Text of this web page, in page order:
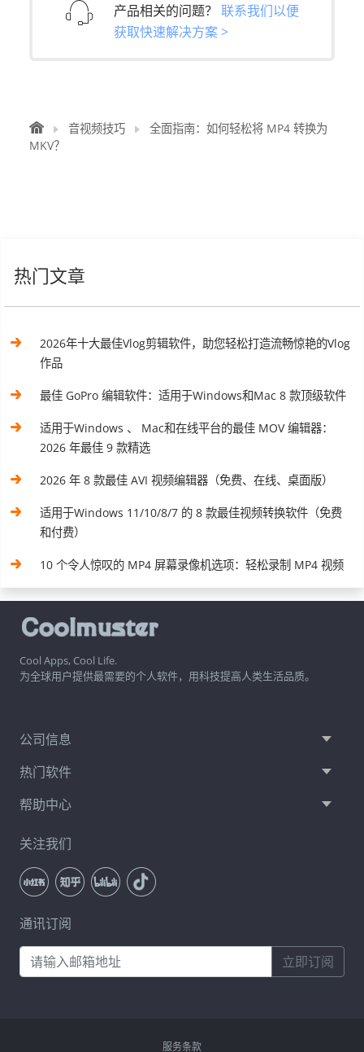
产品相关的问题？ 联系我们以便
获取快速解决方案 >
音视频技巧
全面指南：如何轻松将 MP4 转换为
MKV？
热门文章
2026年十大最佳Vlog剪辑软件，助您轻松打造流畅惊艳的Vlog
作品
最佳 GoPro 编辑软件：适用于Windows和Mac 8 款顶级软件
适用于Windows 、 Mac和在线平台的最佳 MOV 编辑器：
2026 年最佳 9 款精选
2026 年 8 款最佳 AVI 视频编辑器（免费、在线、桌面版）
适用于Windows 11/10/8/7 的 8 款最佳视频转换软件（免费
和付费）
10 个令人惊叹的 MP4 屏幕录像机选项：轻松录制 MP4 视频
Cool Apps, Cool Life.
为全球用户提供最需要的个人软件，用科技提高人类生活品质。
公司信息
热门软件
帮助中心
关注我们
通讯订阅
立即订阅
服务条款